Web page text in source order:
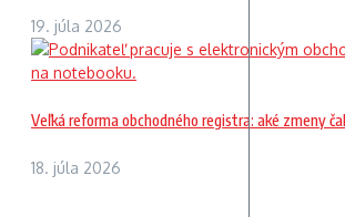
19. júla 2026
Veľká reforma obchodného registra: aké zmeny
18. júla 2026